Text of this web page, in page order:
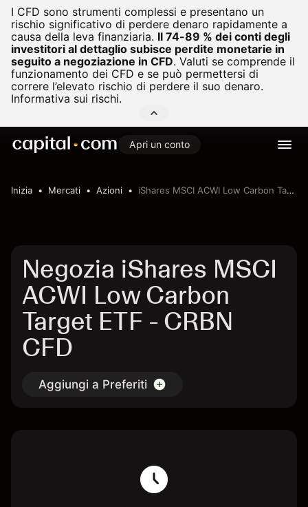
I CFD sono strumenti complessi e presentano un
rischio significativo di perdere denaro rapidamente a
causa della leva finanziaria. Il 74-89 % dei conti degli
investitori al dettaglio subisce perdite monetarie in
seguito a negoziazione in CFD. Valuti se comprende il
funzionamento dei CFD e se può permettersi di
correre l’elevato rischio di perdere il suo denaro.
Informativa sui rischi.
Apri un conto
Inizia Mercati Azioni iShares MSCI ACWI Low Carbon Target ETF
Negozia iShares MSCI
ACWI Low Carbon
Target ETF - CRBN
CFD
Aggiungi a Preferiti